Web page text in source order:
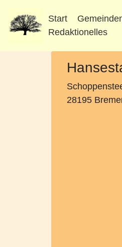
Start
Redaktionelles
28195